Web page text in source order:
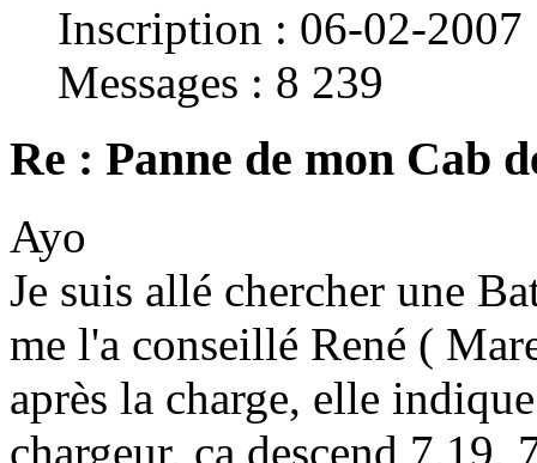
Inscription : 06-02-2007
Messages : 8 239
Re : Panne de mon Cab
Ayo
Je suis allé chercher une
me l'a conseillé René (
après la charge, elle
chargeur, ça descend 7,19,